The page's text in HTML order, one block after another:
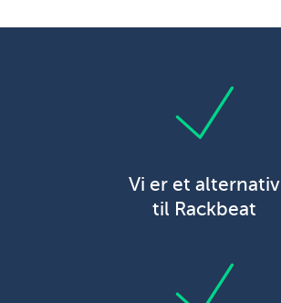
Vi er et alternativ
til Rackbeat